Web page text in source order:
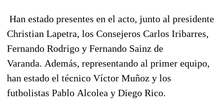
Han estado presentes en el acto, junto al presidente
Christian Lapetra, los Consejeros Carlos Iribarres,
Fernando Rodrigo y Fernando Sainz de
Varanda. Además, representando al primer equipo,
han estado el técnico Víctor Muñoz y los
futbolistas Pablo Alcolea y Diego Rico.